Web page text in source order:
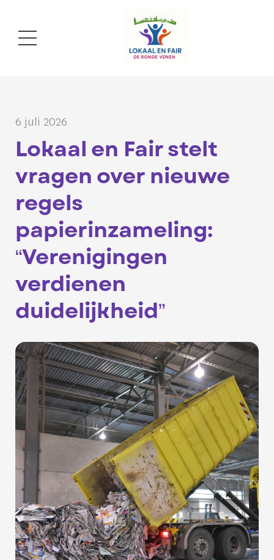
6 juli 2026
Lokaal en Fair stelt
vragen over nieuwe
regels
papierinzameling:
“Verenigingen
verdienen
duidelijkheid”